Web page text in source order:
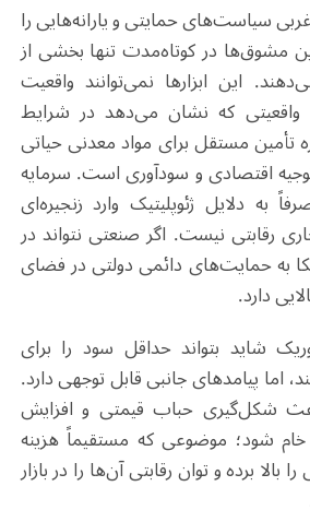
سیاست‌های حمایتی و یارانه‌هایی را
مشوق‌ها در کوتاه‌مدت تنها بخشی از
این ابزارها نمی‌توانند واقعیت
واقعیتی که نشان می‌دهد در شرایط
تأمین مستقل برای مواد معدنی حیاتی
اقتصادی و سودآوری است. سرمایه
دلایل ژئوپلیتیک وارد زنجیره‌ای
رقابتی نیست. اگر صنعتی نتواند در
اتکا به حمایت‌های دائمی دولتی در فضای
دارد.
شاید بتواند حداقل سود را برای
اما پیامدهای جانبی قابل توجهی دارد.
شکل‌گیری حباب قیمتی و افزایش
شود؛ موضوعی که مستقیماً هزینه
بالا برده و توان رقابتی آن‌ها را در بازار